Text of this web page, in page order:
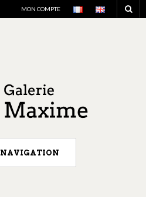
MON COMPTE
NAVIGATION